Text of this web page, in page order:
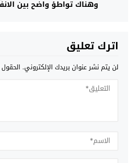
وهناك تواطؤ واضح بين
اترك تعليق
لن يتم نشر عنوان بريدك الإلكتروني. الحقول